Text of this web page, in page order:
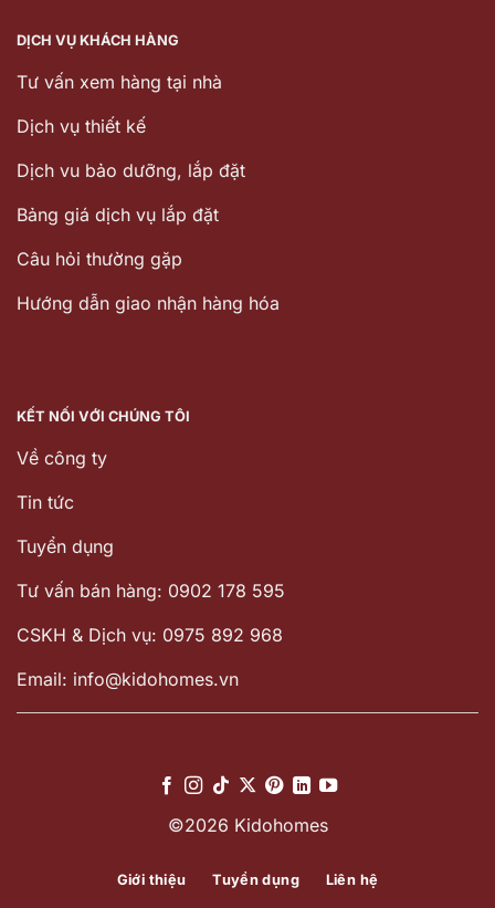
DỊCH VỤ KHÁCH HÀNG
Tư vấn xem hàng tại nhà
Dịch vụ thiết kế
Dịch vu bảo dưỡng, lắp đặt
Bảng giá dịch vụ lắp đặt
Câu hỏi thường gặp
Hướng dẫn giao nhận hàng hóa
KẾT NỐI VỚI CHÚNG TÔI
Về công ty
Tin tức
Tuyển dụng
Tư vấn bán hàng: 0902 178 595
CSKH & Dịch vụ: 0975 892 968
Email: info@kidohomes.vn
©2026 Kidohomes
Giới thiệu Tuyển dụng Liên hệ